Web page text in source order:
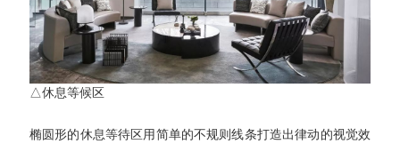
△休息等候区
椭圆形的休息等待区用简单的不规则线条打造出律动的视觉效